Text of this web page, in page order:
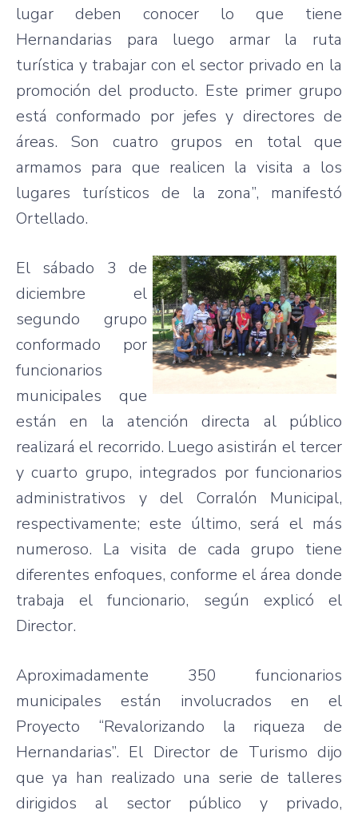
lugar
deben conocer lo que
tiene
Hernandarias
para luego armarla ruta
turística y trabajarcon el sector privado en la
promoción del producto. Este primergrupo
está conformado por jefes y directores de
áreas. Son cuatro grupos en totalque
armamos para que realicen lavisita a los
lugares
turísticos de la zona”, manifestó
Ortellado.
El sábado 3 de
diciembre el
segundo
grupo
conformado
por
funcionarios
municipales
que
están en la atención directa al público
realizará el recorrido. Luego asistirán el tercer
ycuarto grupo, integrados por funcionarios
administrativos y del Corralón Municipal,
respectivamente; este último, será el más
numeroso. Lavisita de cada grupo tiene
diferentes enfoques, conforme el área donde
trabaja elfuncionario, según explicó el
Director.
Aproximadamente 350funcionarios
municipales
están involucrados en el
Proyecto
“Revalorizando la riqueza de
Hernandarias”. El Director de Turismo dijo
que ya han realizado una serie de talleres
dirigidos al sector público y privado,